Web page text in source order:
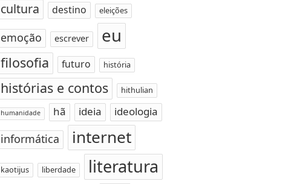
cultura destino eleições
emoção escrever eu
filosofia futuro história
histórias e contos hithulian
humanidade hã ideia ideologia
informática internet
kaotijus liberdade literatura